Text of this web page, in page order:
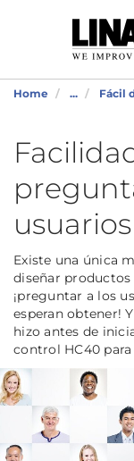
Home ... Fácil
Existe una única
diseñar
¡preguntar a los
esperan obtener!
hizo antes de
control HC40